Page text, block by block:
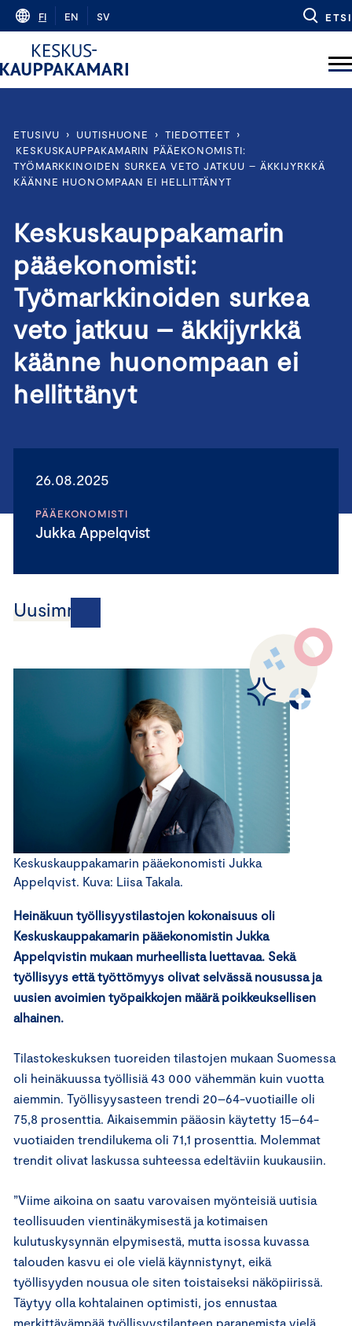
Skip
content
FI EN SV ETSI
ETUSIVU › UUTISHUONE › TIEDOTTEET
›
KESKUSKAUPPAKAMARIN PÄÄEKONOMISTI:
TYÖMARKKINOIDEN SURKEA VETO JATKUU – ÄKKIJYRKKÄ
KÄÄNNE HUONOMPAAN EI HELLITTÄNYT
Keskuskauppakamarin
pääekonomisti:
Työmarkkinoiden surkea
veto jatkuu – äkkijyrkkä
käänne huonompaan ei
hellittänyt
26.08.2025
PÄÄEKONOMISTI
Jukka Appelqvist
Uusimmat
Keskuskauppakamarin pääekonomisti Jukka
Appelqvist. Kuva: Liisa Takala.
Heinäkuun työllisyystilastojen kokonaisuus oli
Keskuskauppakamarin pääekonomistin Jukka
Appelqvistin mukaan murheellista luettavaa. Sekä
työllisyys että työttömyys olivat selvässä nousussa ja
uusien avoimien työpaikkojen määrä poikkeuksellisen
alhainen.
Tilastokeskuksen tuoreiden tilastojen mukaan Suomessa
oli heinäkuussa työllisiä 43 000 vähemmän kuin vuotta
aiemmin. Työllisyysasteen trendi 20–64-vuotiaille oli
75,8 prosenttia. Aikaisemmin pääosin käytetty 15–64-
vuotiaiden trendilukema oli 71,1 prosenttia. Molemmat
trendit olivat laskussa suhteessa edeltäviin kuukausiin.
”Viime aikoina on saatu varovaisen myönteisiä uutisia
teollisuuden vientinäkymisestä ja kotimaisen
kulutuskysynnän elpymisestä, mutta isossa kuvassa
talouden kasvu ei ole vielä käynnistynyt, eikä
työllisyyden nousua ole siten toistaiseksi näköpiirissä.
Täytyy olla kohtalainen optimisti, jos ennustaa
merkittävämpää työllisyystilanteen paranemista vielä